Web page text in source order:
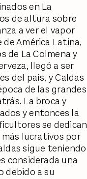
en La
de altura sobre
a ver el vapor
América Latina,
de La Colmena y
llegó a ser
del país, y Caldas
de las grandes
La broca y
y entonces la
se dedican
lucrativos por
sigue teniendo
considerada una
debido a su